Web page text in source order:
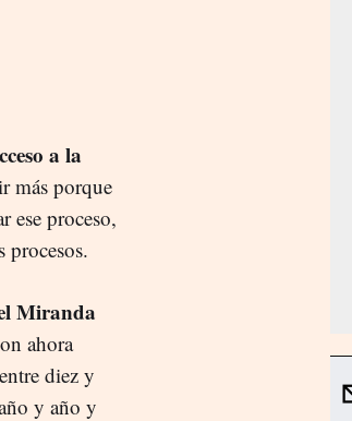
a la
más porque
ese proceso,
procesos.
Miranda
ahora
diez y
y año y